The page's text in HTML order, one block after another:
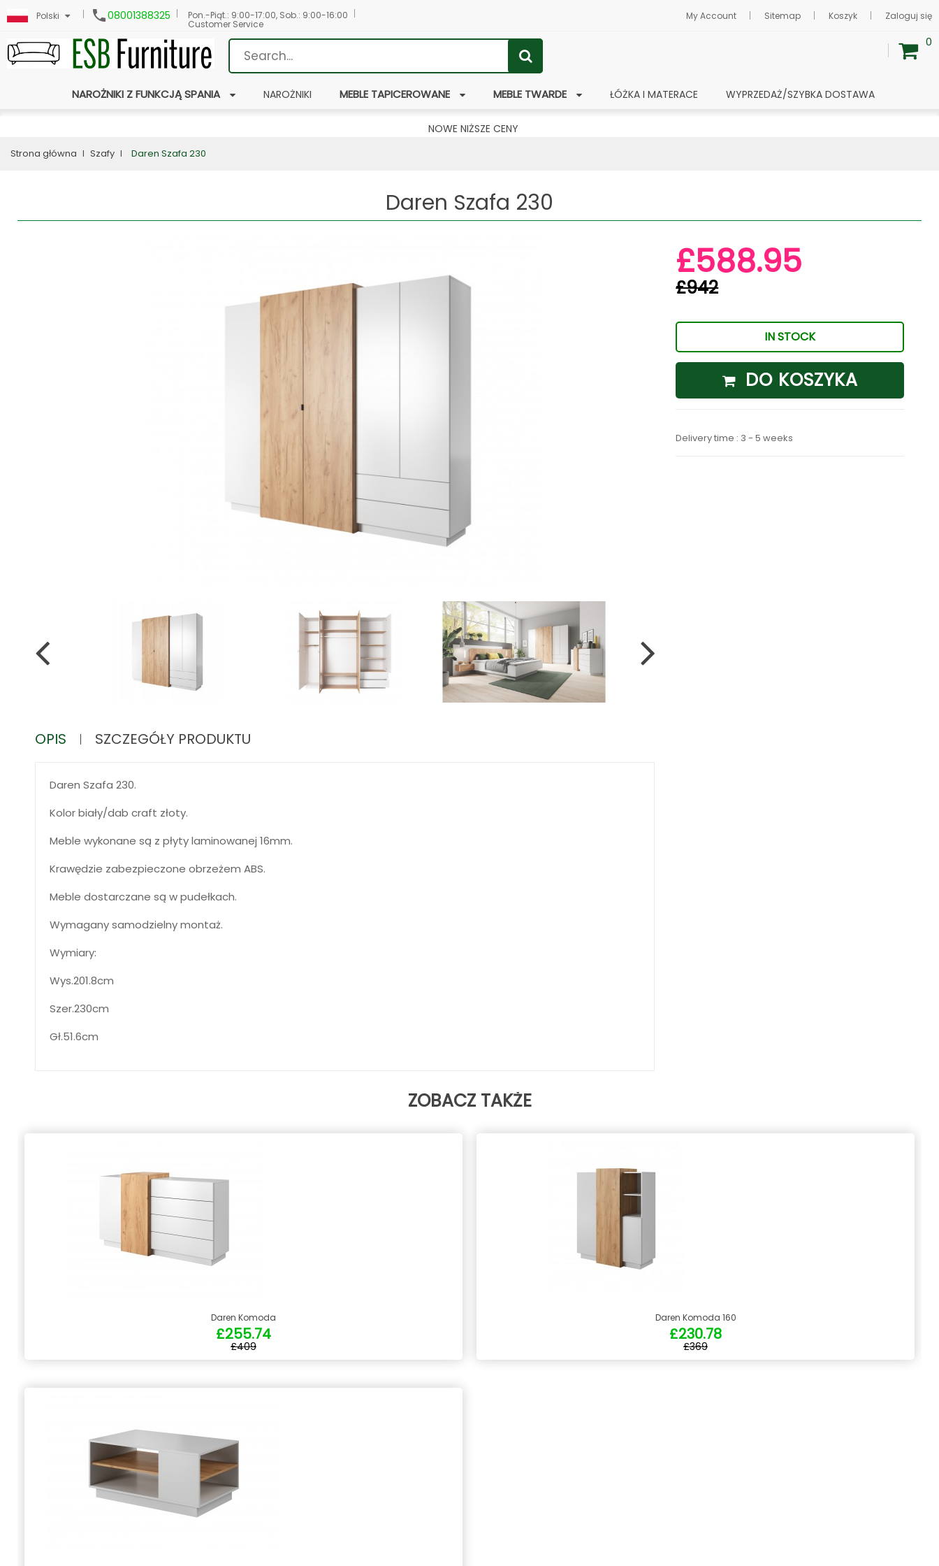
Polski 08001388325 Pon.-Piąt.: 9:00-17:00, Sob.: 9:00-16:00
Customer Service
My Account Sitemap Koszyk Zaloguj się
0
NAROŻNIKI Z FUNKCJĄ SPANIA NAROŻNIKI MEBLE TAPICEROWANE MEBLE TWARDE ŁÓŻKA I MATERACE WYPRZEDAŻ/SZYBKA DOSTAWA
NOWE NIŻSZE CENY
Strona główna Szafy Daren Szafa 230
Daren Szafa 230
OPIS SZCZEGÓŁY PRODUKTU
Daren Szafa 230.
Kolor biały/dab craft złoty.
Meble wykonane są z płyty laminowanej 16mm.
Krawędzie zabezpieczone obrzeżem ABS.
Meble dostarczane są w pudełkach.
Wymagany samodzielny montaż.
Wymiary:
Wys.201.8cm
Szer.230cm
Gł.51.6cm
£588.95
£942
IN STOCK
DO KOSZYKA
Delivery time : 3 - 5 weeks
ZOBACZ TAKŻE
Daren Komoda
£255.74
£409
Daren Komoda 160
£230.78
£369